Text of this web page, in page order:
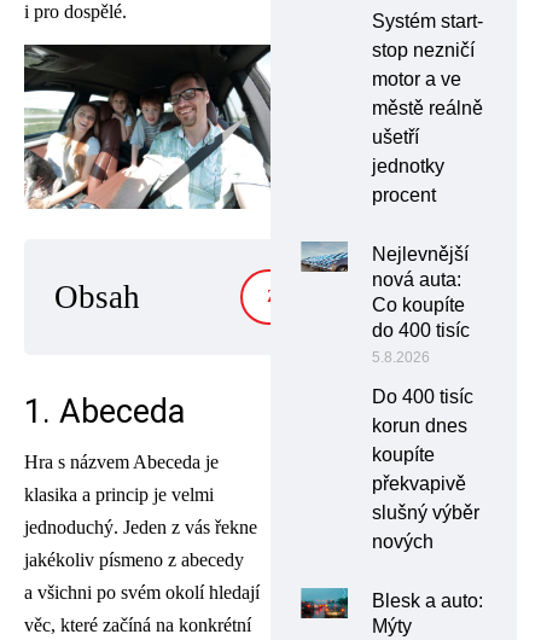
i pro dospělé.
Obsah ZOBRAZIT
1. Abeceda
Hra s názvem Abeceda je
klasika a princip je velmi
jednoduchý. Jeden z vás řekne
jakékoliv písmeno z abecedy
a všichni po svém okolí hledají
věc, které začíná na konkrétní
Systém start-
stop nezničí
motor a ve
městě reálně
ušetří
jednotky
procent
Nejlevnější
nová auta:
Co koupíte
do 400 tisíc
5.8.2026
Do 400 tisíc
korun dnes
koupíte
překvapivě
slušný výběr
nových
Blesk a auto:
Mýty